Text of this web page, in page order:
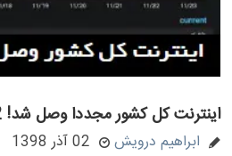
اینترنت کل کشور مجددا وصل شد! 2 آذر 1398
ابراهیم درویش 02 آذر 1398